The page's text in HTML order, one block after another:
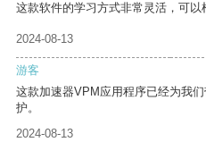
这款软件的学习方式非常灵活，可以
2024-08-13
游客
这款加速器VPM应用程序已经为我
护。
2024-08-13